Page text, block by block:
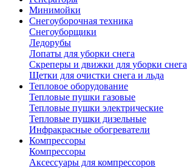
Минимойки
Снегоуборочная техника
Снегоуборщики
Ледорубы
Лопаты для уборки снега
Скреперы и движки для уборки снега
Щетки для очистки снега и льда
Тепловое оборудование
Тепловые пушки газовые
Тепловые пушки электрические
Тепловые пушки дизельные
Инфракрасные обогреватели
Компрессоры
Компрессоры
Аксессуары для компрессоров